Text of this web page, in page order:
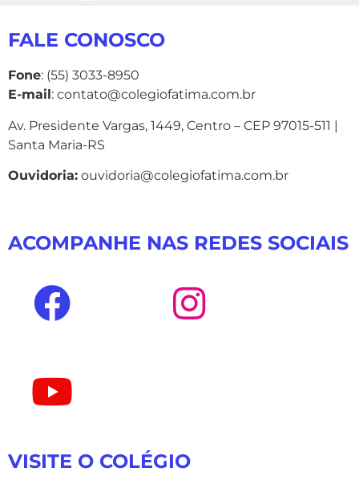
FALE CONOSCO
Fone: (55) 3033-8950
E-mail: contato@colegiofatima.com.br
Av. Presidente Vargas, 1449, Centro – CEP 97015-511 |
Santa Maria-RS
Ouvidoria: ouvidoria@colegiofatima.com.br
ACOMPANHE NAS REDES SOCIAIS
VISITE O COLÉGIO